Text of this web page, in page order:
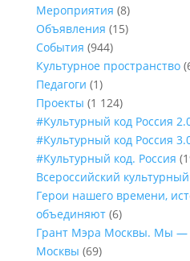
Мероприятия (8)
Объявления (15)
События (944)
Культурное пространство
Педагоги (1)
Проекты (1 124)
#Культурный код Россия
#Культурный код Россия
#Культурный код. Россия
Всероссийский
Герои нашего времени,
объединяют(6)
Грант Мэра Москвы. Мы —
Москвы (69)